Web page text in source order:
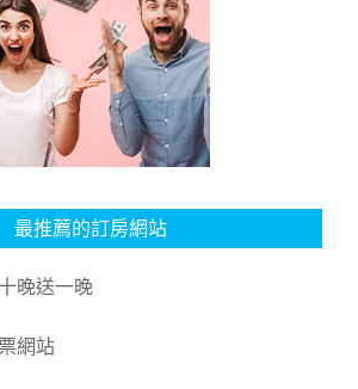
最推薦的訂房網站
晚送一晚
網站